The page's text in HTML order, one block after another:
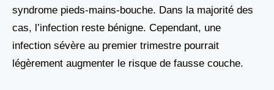
syndrome pieds-mains-bouche. Dans la majorité des
cas, l’infection reste bénigne. Cependant, une
infection sévère au premier trimestre pourrait
légèrement augmenter le risque de fausse couche.